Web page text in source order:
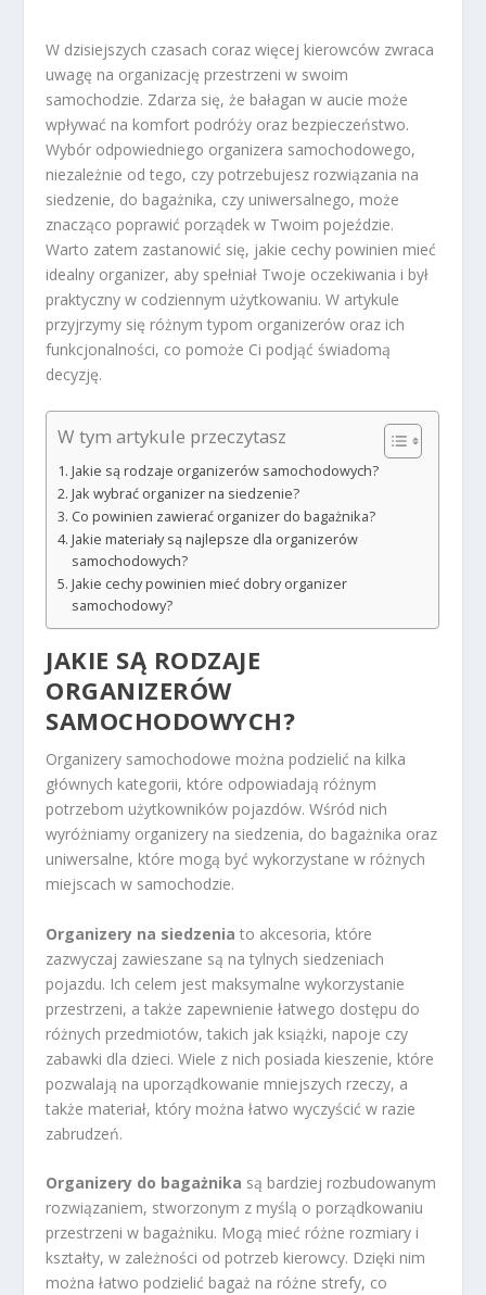
W dzisiejszych czasach coraz więcej kierowców zwraca
uwagę na organizację przestrzeni w swoim
samochodzie. Zdarza się, że bałagan w aucie może
wpływać na komfort podróży oraz bezpieczeństwo.
Wybór odpowiedniego organizera samochodowego,
niezależnie od tego, czy potrzebujesz rozwiązania na
siedzenie, do bagażnika, czy uniwersalnego, może
znacząco poprawić porządek w Twoim pojeździe.
Warto zatem zastanowić się, jakie cechy powinien mieć
idealny organizer, aby spełniał Twoje oczekiwania i był
praktyczny w codziennym użytkowaniu. W artykule
przyjrzymy się różnym typom organizerów oraz ich
funkcjonalności, co pomoże Ci podjąć świadomą
decyzję.
W tym artykule przeczytasz
Jakie są rodzaje organizerów samochodowych?
Jak wybrać organizer na siedzenie?
Co powinien zawierać organizer do bagażnika?
Jakie materiały są najlepsze dla organizerów
samochodowych?
Jakie cechy powinien mieć dobry organizer
samochodowy?
JAKIE SĄ RODZAJE
ORGANIZERÓW
SAMOCHODOWYCH?
Organizery samochodowe można podzielić na kilka
głównych kategorii, które odpowiadają różnym
potrzebom użytkowników pojazdów. Wśród nich
wyróżniamy organizery na siedzenia, do bagażnika oraz
uniwersalne, które mogą być wykorzystane w różnych
miejscach w samochodzie.
Organizery na siedzenia to akcesoria, które
zazwyczaj zawieszane są na tylnych siedzeniach
pojazdu. Ich celem jest maksymalne wykorzystanie
przestrzeni, a także zapewnienie łatwego dostępu do
różnych przedmiotów, takich jak książki, napoje czy
zabawki dla dzieci. Wiele z nich posiada kieszenie, które
pozwalają na uporządkowanie mniejszych rzeczy, a
także materiał, który można łatwo wyczyścić w razie
zabrudzeń.
Organizery do bagażnika są bardziej rozbudowanym
rozwiązaniem, stworzonym z myślą o porządkowaniu
przestrzeni w bagażniku. Mogą mieć różne rozmiary i
kształty, w zależności od potrzeb kierowcy. Dzięki nim
można łatwo podzielić bagaż na różne strefy, co